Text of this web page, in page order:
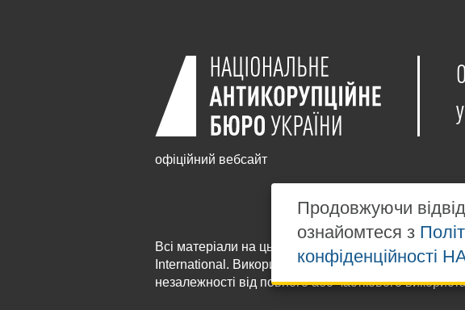
офіційний вебсайт
Всі матеріали на цьому сайті розміщені на умовах
International . Використання будь-яких матеріалів,
незалежності від повного або часткового
Продовжуючи
ознайомтеся з
конфіденційності